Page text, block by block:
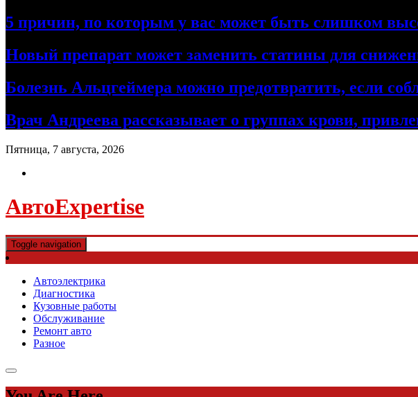
5 причин, по которым у вас может быть слишком
Новый препарат может заменить статины для
Болезнь Альцгеймера можно предотвратить, если
Врач Андреева рассказывает о группах крови,
Пятница, 7 августа, 2026
АвтоExpertise
Toggle navigation
Автоэлектрика
Диагностика
Кузовные работы
Обслуживание
Ремонт авто
Разное